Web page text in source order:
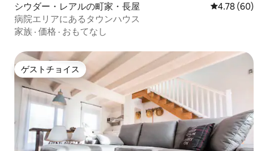
シウダー・レアルの町家・長屋 レビュー60
4.78 (60)
病院エリアにあるタウンハウス
家族 · 価格 · おもてなし
ゲストチョイス
ゲストチョイス